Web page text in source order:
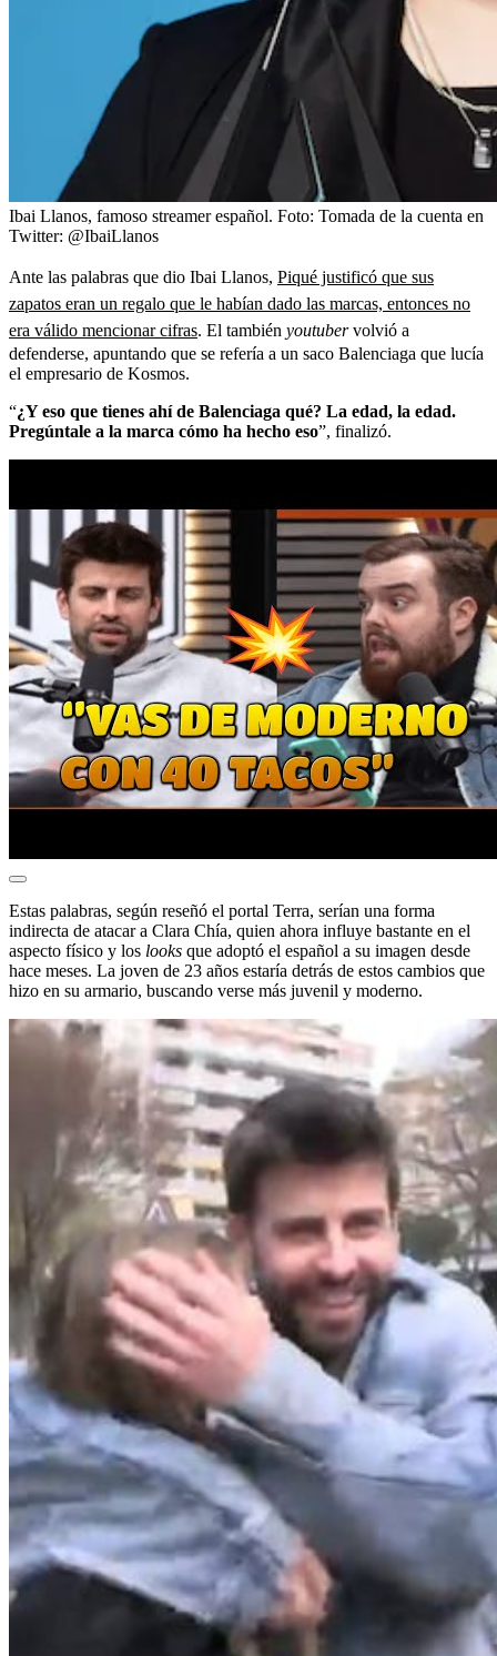
Ibai Llanos, famoso streamer español. Foto: Tomada de la cuenta en
Twitter: @IbaiLlanos
Ante las palabras que dio Ibai Llanos, Piqué justificó que sus
zapatos eran un regalo que le habían dado las marcas, entonces no
era válido mencionar cifras. El también youtubervolvió a
defenderse, apuntando que se refería a un saco Balenciaga que lucía
el empresario de Kosmos.
“¿Y eso que tienes ahí de Balenciaga qué? La edad, la edad.
Pregúntale a la marca cómo ha hecho eso”, finalizó.
Estas palabras, según reseñó el portal Terra, serían una forma
indirecta de atacar a Clara Chía, quien ahora influye bastante en el
aspecto físico y los looks que adoptó el español a su imagen desde
hace meses. La joven de 23 años estaría detrás de estos cambios que
hizo en su armario, buscando verse más juvenil y moderno.